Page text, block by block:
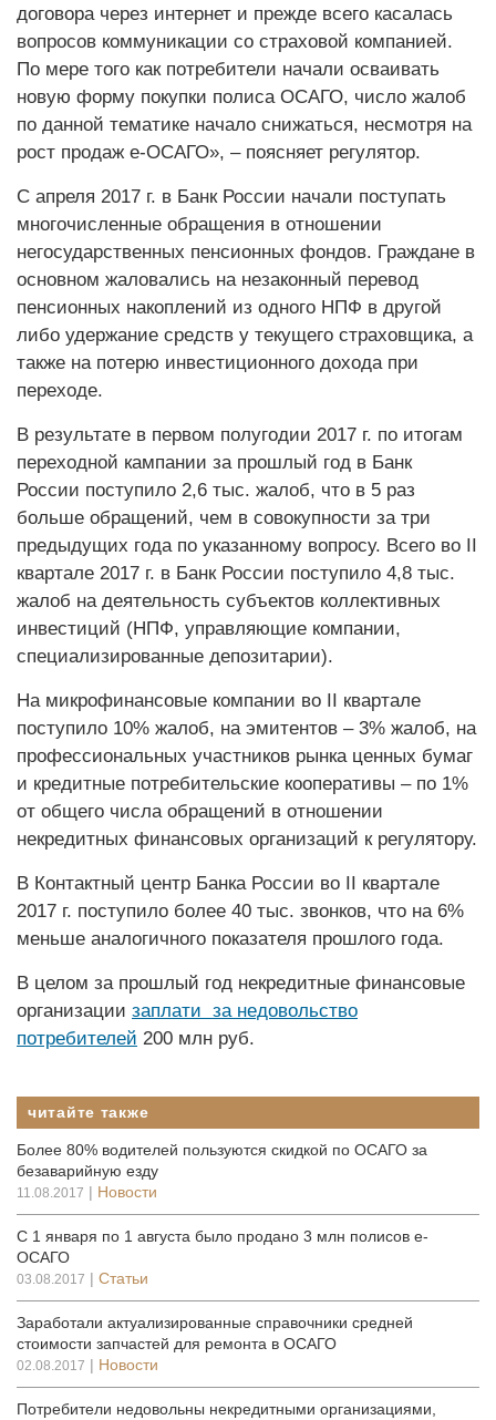
договора через интернет и прежде всего касалась
вопросов коммуникации со страховой компанией.
По мере того как потребители начали осваивать
новую форму покупки полиса ОСАГО, число жалоб
по данной тематике начало снижаться, несмотря на
рост продаж е-ОСАГО», – поясняет регулятор.
С апреля 2017 г. в Банк России начали поступать
многочисленные обращения в отношении
негосударственных пенсионных фондов. Граждане в
основном жаловались на незаконный перевод
пенсионных накоплений из одного НПФ в другой
либо удержание средств у текущего страховщика, а
также на потерю инвестиционного дохода при
переходе.
В результате в первом полугодии 2017 г. по итогам
переходной кампании за прошлый год в Банк
России поступило 2,6 тыс. жалоб, что в 5 раз
больше обращений, чем в совокупности за три
предыдущих года по указанному вопросу. Всего во II
квартале 2017 г. в Банк России поступило 4,8 тыс.
жалоб на деятельность субъектов коллективных
инвестиций (НПФ, управляющие компании,
специализированные депозитарии).
На микрофинансовые компании во II квартале
поступило 10% жалоб, на эмитентов – 3% жалоб, на
профессиональных участников рынка ценных бумаг
и кредитные потребительские кооперативы – по 1%
от общего числа обращений в отношении
некредитных финансовых организаций к регулятору.
В Контактный центр Банка России во II квартале
2017 г. поступило более 40 тыс. звонков, что на 6%
меньше аналогичного показателя прошлого года.
В целом за прошлый год некредитные финансовые
организации заплати за недовольство
потребителей 200 млн руб.
читайте также
Более 80% водителей пользуются скидкой по ОСАГО за
безаварийную езду
11.08.2017 | Новости
С 1 января по 1 августа было продано 3 млн полисов е-
ОСАГО
03.08.2017 | Статьи
Заработали актуализированные справочники средней
стоимости запчастей для ремонта в ОСАГО
02.08.2017 | Новости
Потребители недовольны некредитными организациями,